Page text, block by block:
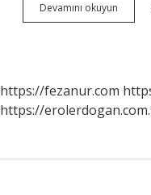
Devamını okuyun
https://fezanur.com
https://